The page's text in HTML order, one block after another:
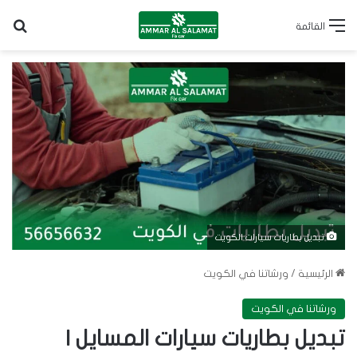
القائمة
تبديل بطاريات سيارات الكويت
الرئيسية / ورشاتنا في الكويت
ورشاتنا في الكويت
تبديل بطاريات سيارات المسايل |